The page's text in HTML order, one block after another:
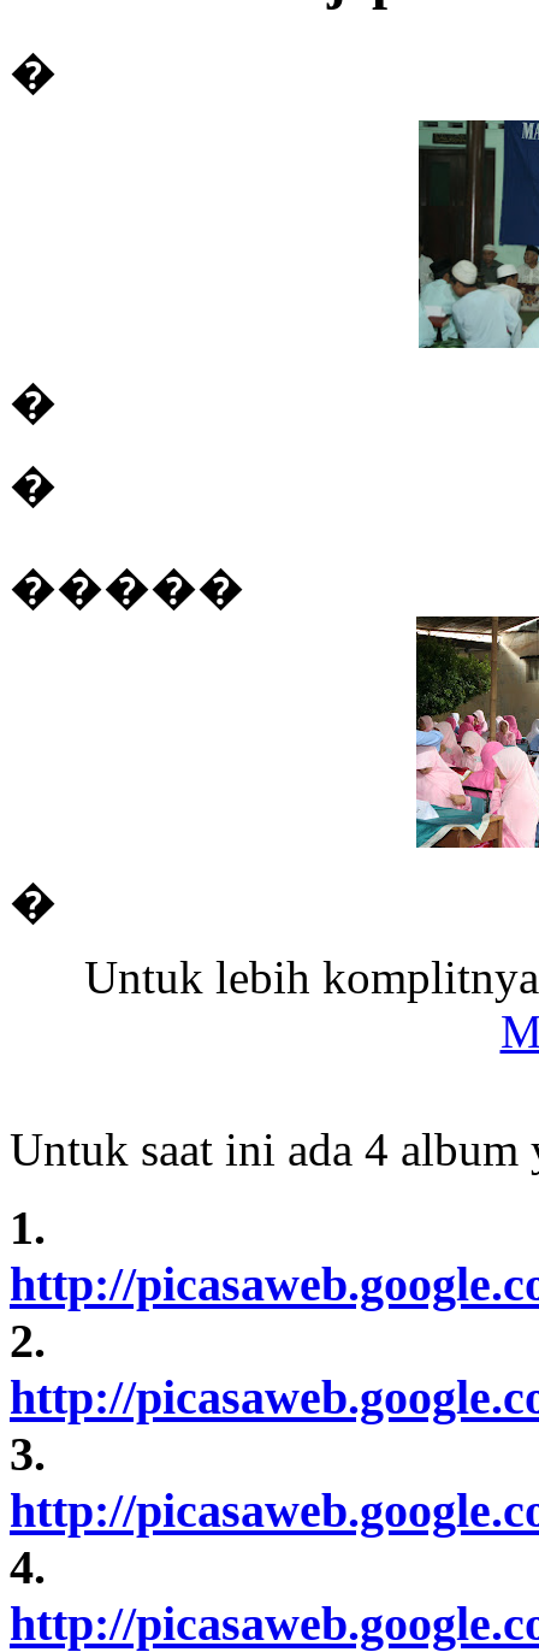
�
�
�
�����
�
Untuk lebih
Untuk saat ini ada 4
1.
http://
2.
http://
3.
http://
4.
http://